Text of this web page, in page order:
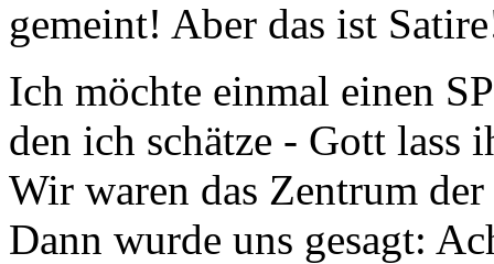
gemeint! Aber das ist
Ich möchte einmal einen
den ich schätze - Gott
Wir waren das Zentrum
Dann wurde uns gesagt: